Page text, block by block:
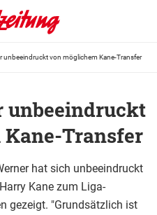
unbeeindruckt von möglichem Kane-Transfer
unbeeindruckt
Transfer
hat sich unbeeindruckt
Kane zum Liga-
gezeigt. "Grundsätzlich ist